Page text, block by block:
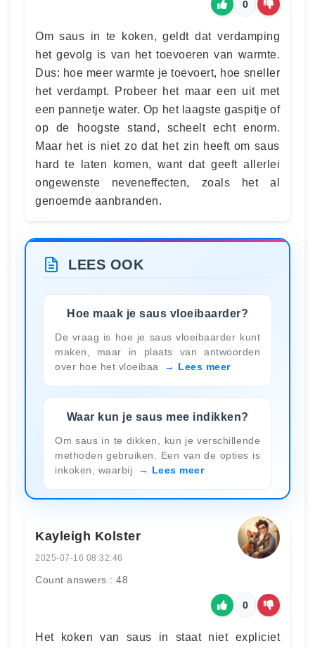
0
Om saus in te koken, geldt dat verdamping
het gevolg is van het toevoeren van warmte.
Dus: hoe meer warmte je toevoert, hoe sneller
het verdampt. Probeer het maar een uit met
een pannetje water. Op het laagste gaspitje of
op de hoogste stand, scheelt echt enorm.
Maar het is niet zo dat het zin heeft om saus
hard te laten komen, want dat geeft allerlei
ongewenste neveneffecten, zoals het al
genoemde aanbranden.
LEES OOK
Hoe maak je saus vloeibaarder?
De vraag is hoe je saus vloeibaarder kunt
maken, maar in plaats van antwoorden
over hoe het vloeibaa
Lees meer
Waar kun je saus mee indikken?
Om saus in te dikken, kun je verschillende
methoden gebruiken. Een van de opties is
inkoken, waarbij
Lees meer
Kayleigh Kolster
2025-07-16 08:32:46
Count answers : 48
0
Het koken van saus in staat niet expliciet